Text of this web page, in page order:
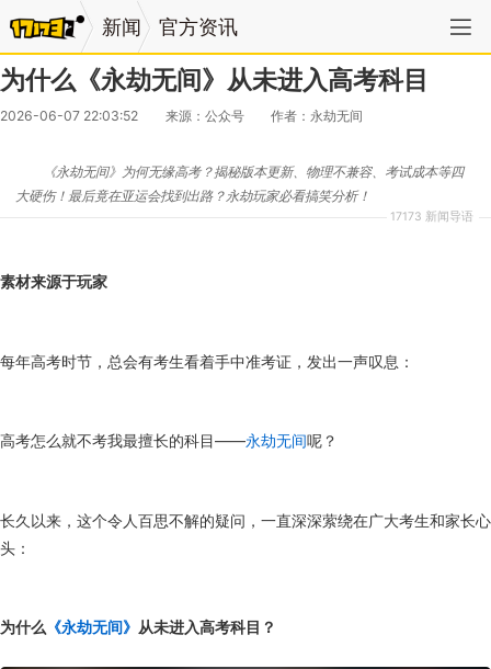
新闻 官方资讯
为什么《永劫无间》从未进入高考科目
2026-06-07 22:03:52 来源：公众号 作者：永劫无间
17173 新闻导语
《永劫无间》为何无缘高考？揭秘版本更新、物理不兼容、考试成本等四
大硬伤！最后竟在亚运会找到出路？永劫玩家必看搞笑分析！
素材来源于玩家
每年高考时节，总会有考生看着手中准考证，发出一声叹息：
高考怎么就不考我最擅长的科目——永劫无间呢？
长久以来，这个令人百思不解的疑问，一直深深萦绕在广大考生和家长心
头：
为什么 《永劫无间》 从未进入高考科目？